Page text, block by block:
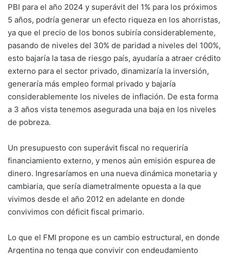
PBI para el año 2024 y superávit del 1% para los próximos
5 años, podría generar un efecto riqueza en los ahorristas,
ya que el precio de los bonos subiría considerablemente,
pasando de niveles del 30% de paridad a niveles del 100%,
esto bajaría la tasa de riesgo país, ayudaría a atraer crédito
externo para el sector privado, dinamizaría la inversión,
generaría más empleo formal privado y bajaría
considerablemente los niveles de inflación. De esta forma
a 3 años vista tenemos asegurada una baja en los niveles
de pobreza.
Un presupuesto con superávit fiscal no requeriría
financiamiento externo, y menos aún emisión espurea de
dinero. Ingresaríamos en una nueva dinámica monetaria y
cambiaria, que sería diametralmente opuesta a la que
vivimos desde el año 2012 en adelante en donde
convivimos con déficit fiscal primario.
Lo que el FMI propone es un cambio estructural, en donde
Argentina no tenga que convivir con endeudamiento